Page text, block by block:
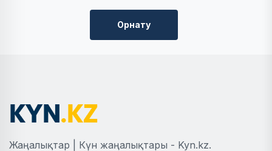
Орнату
Жаңалықтар | Күн жаңалықтары - Kyn.kz.